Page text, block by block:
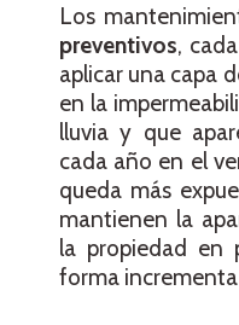
Los
preventivos,
aplicar una capa
en la
lluvia y que
cada año en el
queda más
mantienen la
la propiedad en
forma incrementa